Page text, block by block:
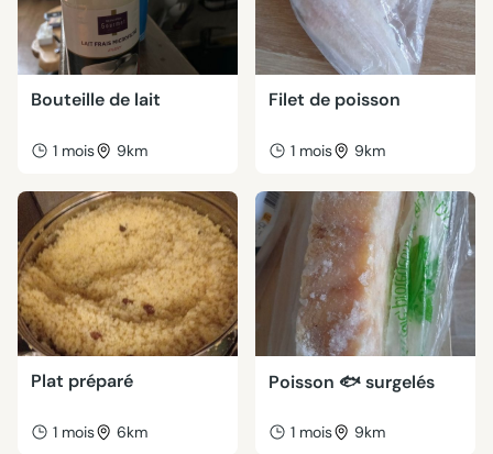
Bouteille de lait
1 mois 9km
Filet de poisson
1 mois 9km
Plat préparé
1 mois 6km
Poisson 🐟 surgelés
1 mois 9km